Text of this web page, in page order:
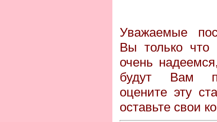
Уважаемые
Вы только что
очень
будут Вам
оцените эту
оставьте свои